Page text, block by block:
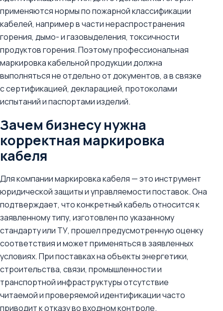
применяются нормы по пожарной классификации
кабелей, например в части нераспространения
горения, дымо- и газовыделения, токсичности
продуктов горения. Поэтому профессиональная
маркировка кабельной продукции должна
выполняться не отдельно от документов, а в связке
с сертификацией, декларацией, протоколами
испытаний и паспортами изделий.
Зачем бизнесу нужна
корректная маркировка
кабеля
Для компании маркировка кабеля — это инструмент
юридической защиты и управляемости поставок. Она
подтверждает, что конкретный кабель относится к
заявленному типу, изготовлен по указанному
стандарту или ТУ, прошел предусмотренную оценку
соответствия и может применяться в заявленных
условиях. При поставках на объекты энергетики,
строительства, связи, промышленности и
транспортной инфраструктуры отсутствие
читаемой и проверяемой идентификации часто
приводит к отказу во входном контроле.